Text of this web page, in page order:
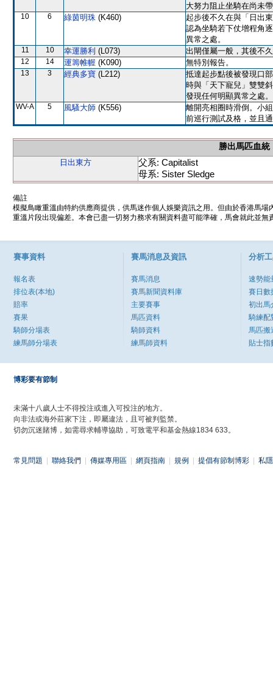
大努力阻止坐騎在尚未
10 6 綠茵明珠 (K460)
起步後不久在與「日出
認為坐騎若下仗增程角
異常之處。
11 10 幸運勝利 (L073) 出閘僅屬一般，其後不
12 14 運籌帷幄 (K090) 無特別報告。
13 3 經典多寶 (L212)
抵達起步點後被發現口
時與「天下寵兒」雙雙
發現任何明顯異常之處。
WV-A 5 風騷大師 (K556)
離開亮相圈時滑倒。小
前巡行測試及格，並且
勝出馬匹血統
日出東方
父系: Capitalist
母系: Sister Sledge
備註
模擬鳥瞰重溫由特約供應商提供，供馬迷作個人娛樂資訊之用。但由於香港馬
重溫片段出現偏差。本會已盡一切努力務求有關資料盡可能準確，馬會就此並
賽事資料
報名表
排位表(本地)
賠率
賽果
騎師分場表
練馬師分場表
賽馬消息及資訊
賽馬消息
賽馬新聞資料庫
主要賽事
馬匹資料
騎師資料
練馬師資料
分析
速勢能
賽日數
初出馬
騎練配
馬匹搬
貼士指
博彩要有節制
未滿十八歲人士不得投注或進入可投注的地方。
向非法或海外莊家下注，即屬違法，且可被判監禁。
切勿沉迷賭博，如需尋求輔導協助，可致電平和基金熱線1834 633。
常見問題 聯絡我們 傳媒專用區 網頁指南 規例 提倡有節制博彩 私